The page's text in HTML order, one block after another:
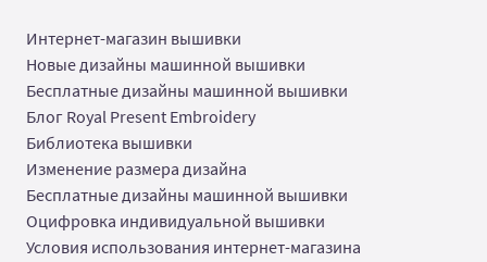
Интернет-магазин вышивки
Новые дизайны машинной вышивки
Бесплатные дизайны машинной вышивки
Блог Royal Present Embroidery
Библиотека вышивки
Изменение размера дизайна
Бесплатные дизайны машинной вышивки
Оцифровка индивидуальной вышивки
Условия использования интернет-магазина